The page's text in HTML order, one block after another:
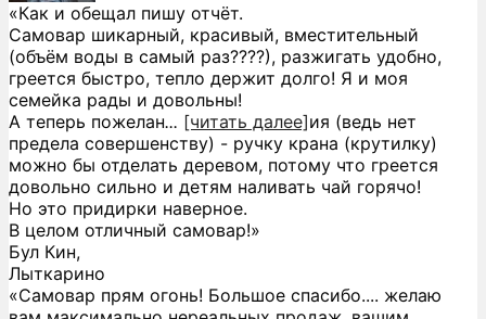
«Как и обещал пишу отчёт.
Самовар шикарный, красивый, вместительный
(объём воды в самый раз????), разжигать удобно,
греется быстро, тепло держит долго! Я и моя
семейка рады и довольны!
А теперь пожелан... [читать далее]ия (ведь нет
предела совершенству) - ручку крана (крутилку)
можно бы отделать деревом, потому что греется
довольно сильно и детям наливать чай горячо!
Но это придирки наверное.
В целом отличный самовар!»
Бул Кин,
Лыткарино
«Самовар прям огонь! Большое спасибо.... желаю